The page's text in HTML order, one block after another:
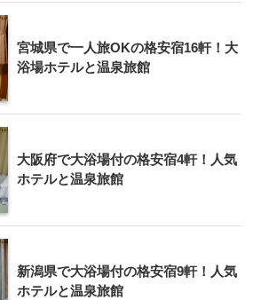
宮城県で一人旅OKの格安宿16軒！大
浴場ホテルと温泉旅館
大阪府で大浴場付の格安宿4軒！人気
ホテルと温泉旅館
新潟県で大浴場付の格安宿9軒！人気
ホテルと温泉旅館